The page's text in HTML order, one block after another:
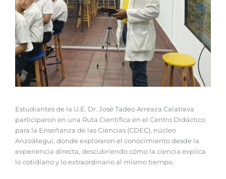
‎Estudiantes de la U.E. Dr. José Tadeo Arreaza Calatrava
participaron en una Ruta Científica en el Centro Didáctico
para la Enseñanza de las Ciencias (CDEC), núcleo
Anzoátegui, donde exploraron el conocimiento desde la
experiencia directa, descubriendo cómo la ciencia explica
lo cotidiano y lo extraordinario al mismo tiempo.